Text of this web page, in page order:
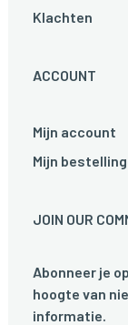
Klachten
ACCOUNT
Mijn account
Mijn
JOIN OUR
Abonneer je
hoogte van
informatie.